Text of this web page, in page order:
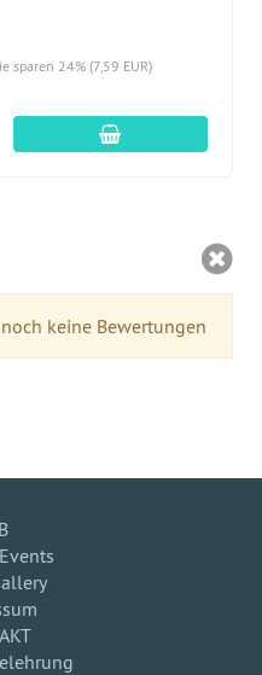
sparen 24% (7,59 EUR)
In den
keine Bewertungen